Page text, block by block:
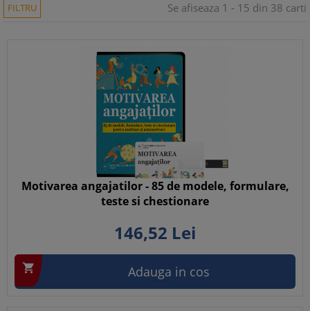
FILTRU Se afiseaza 1 - 15 din 38 carti
Motivarea angajatilor - 85 de modele, formulare,
teste si chestionare
146,52 Lei
 Adauga in cos